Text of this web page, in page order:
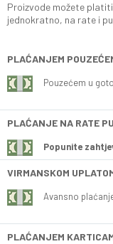
Proizvode možete
jednokratno, na rate i
PLAĆANJEM
Pouzećem u
PLAĆANJE NA RATE
Popunite
VIRMANSKOM
Avansno
PLAĆANJEM